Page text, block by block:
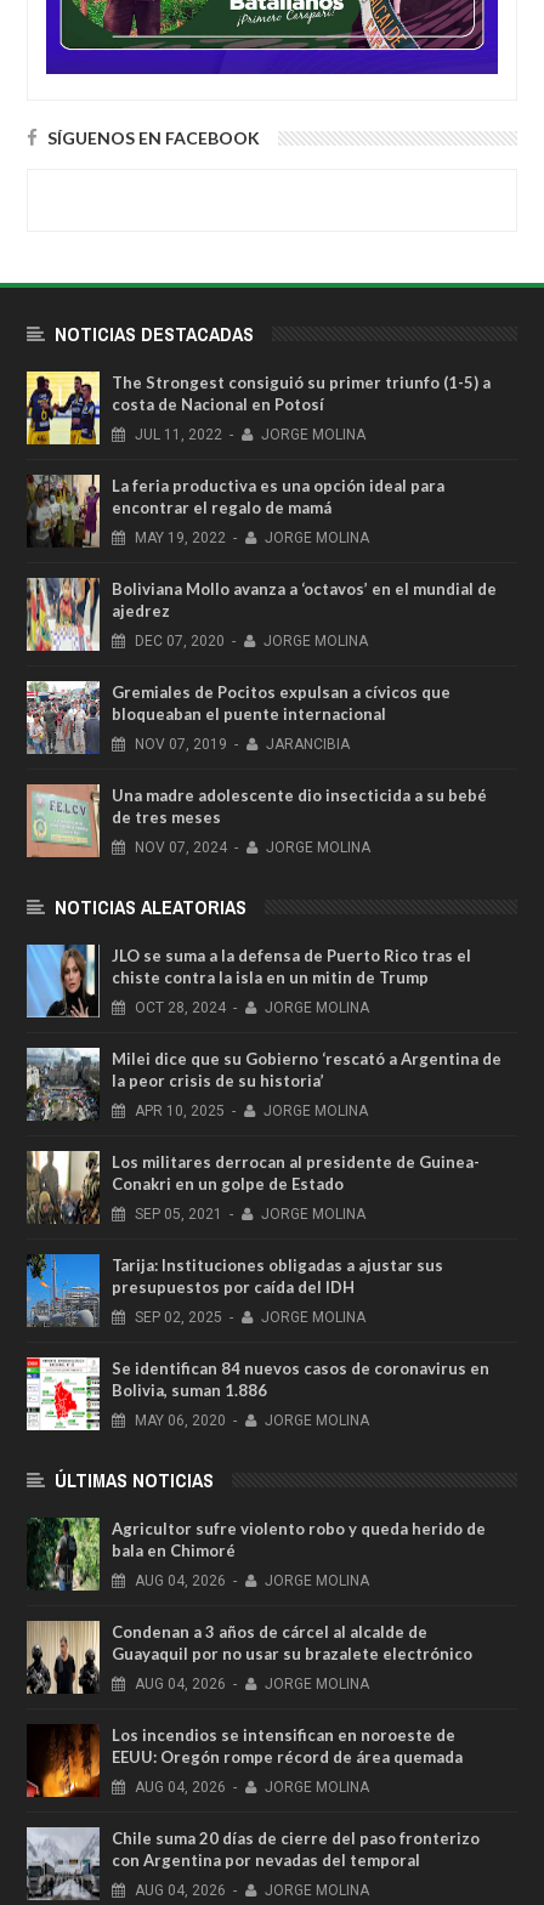
SÍGUENOS EN FACEBOOK
NOTICIAS DESTACADAS
The Strongest consiguió su primer triunfo (1-5) a
costa de Nacional en Potosí
JUL 11, 2022 - JORGE MOLINA
La feria productiva es una opción ideal para
encontrar el regalo de mamá
MAY 19, 2022 - JORGE MOLINA
Boliviana Mollo avanza a ‘octavos’ en el mundial de
ajedrez
DEC 07, 2020 - JORGE MOLINA
Gremiales de Pocitos expulsan a cívicos que
bloqueaban el puente internacional
NOV 07, 2019 - JARANCIBIA
Una madre adolescente dio insecticida a su bebé
de tres meses
NOV 07, 2024 - JORGE MOLINA
NOTICIAS ALEATORIAS
JLO se suma a la defensa de Puerto Rico tras el
chiste contra la isla en un mitin de Trump
OCT 28, 2024 - JORGE MOLINA
Milei dice que su Gobierno ‘rescató a Argentina de
la peor crisis de su historia’
APR 10, 2025 - JORGE MOLINA
Los militares derrocan al presidente de Guinea-
Conakri en un golpe de Estado
SEP 05, 2021 - JORGE MOLINA
Tarija: Instituciones obligadas a ajustar sus
presupuestos por caída del IDH
SEP 02, 2025 - JORGE MOLINA
Se identifican 84 nuevos casos de coronavirus en
Bolivia, suman 1.886
MAY 06, 2020 - JORGE MOLINA
ÚLTIMAS NOTICIAS
Agricultor sufre violento robo y queda herido de
bala en Chimoré
AUG 04, 2026 - JORGE MOLINA
Condenan a 3 años de cárcel al alcalde de
Guayaquil por no usar su brazalete electrónico
AUG 04, 2026 - JORGE MOLINA
Los incendios se intensifican en noroeste de
EEUU: Oregón rompe récord de área quemada
AUG 04, 2026 - JORGE MOLINA
Chile suma 20 días de cierre del paso fronterizo
con Argentina por nevadas del temporal
AUG 04, 2026 - JORGE MOLINA